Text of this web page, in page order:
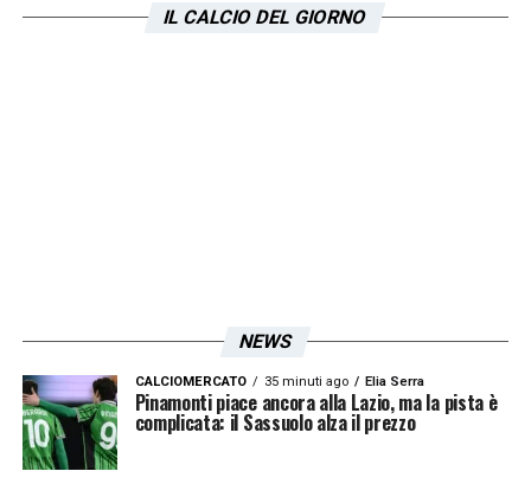
rigore, parato daMagro, ma che è il più
IL CALCIO DEL GIORNO
NEWS
CALCIOMERCATO 35 minuti ago Elia Serra
Pinamonti piace ancora alla Lazio, ma la pista è
complicata: il Sassuolo alza il prezzo